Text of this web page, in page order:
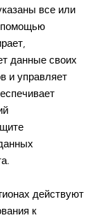
все или
помощью
данные своих
и управляет
действуют
к